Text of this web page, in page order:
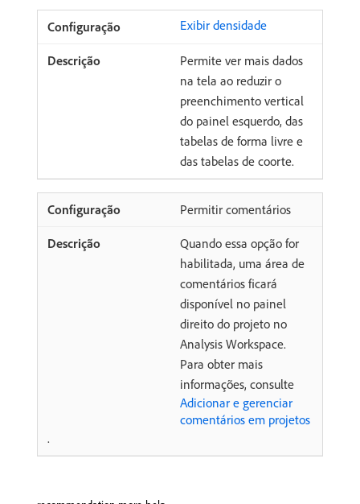
Exibir densidade
Permite ver mais dados
na tela ao reduzir o
preenchimento vertical
do painel esquerdo, das
tabelas de forma livre e
das tabelas de coorte.
Permitir comentários
Quando essa opção for
habilitada, uma área de
comentários ficará
disponível no painel
direito do projeto no
Analysis Workspace.
Para obter mais
informações, consulte
Adicionar e gerenciar
comentários em projetos
.